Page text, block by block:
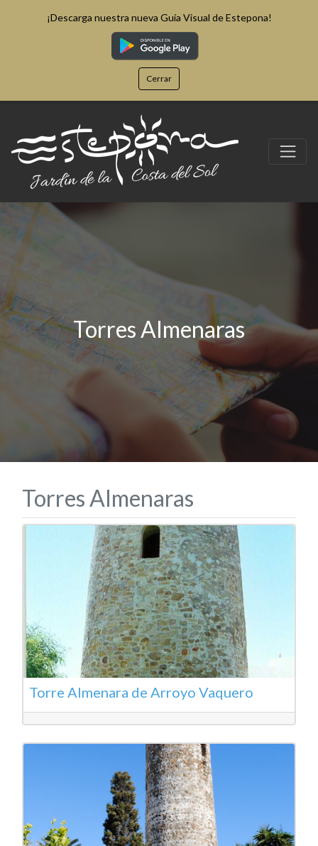
¡Descarga nuestra nueva Guía Visual de Estepona!
Cerrar
Torres Almenaras
Torres Almenaras
Torre Almenara de Arroyo Vaquero